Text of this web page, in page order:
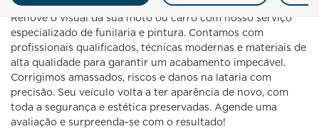
Renove o visual da sua moto ou carro com nosso serviço
especializado de funilaria e pintura. Contamos com
profissionais qualificados, técnicas modernas e materiais de
alta qualidade para garantir um acabamento impecável.
Corrigimos amassados, riscos e danos na lataria com
precisão. Seu veículo volta a ter aparência de novo, com
toda a segurança e estética preservadas. Agende uma
avaliação e surpreenda-se com o resultado!